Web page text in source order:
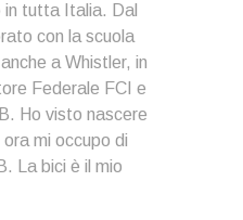
in tutta Italia. Dal
con la scuola
a Whistler, in
Federale FCI e
Ho visto nascere
mi occupo di
La bici è il mio